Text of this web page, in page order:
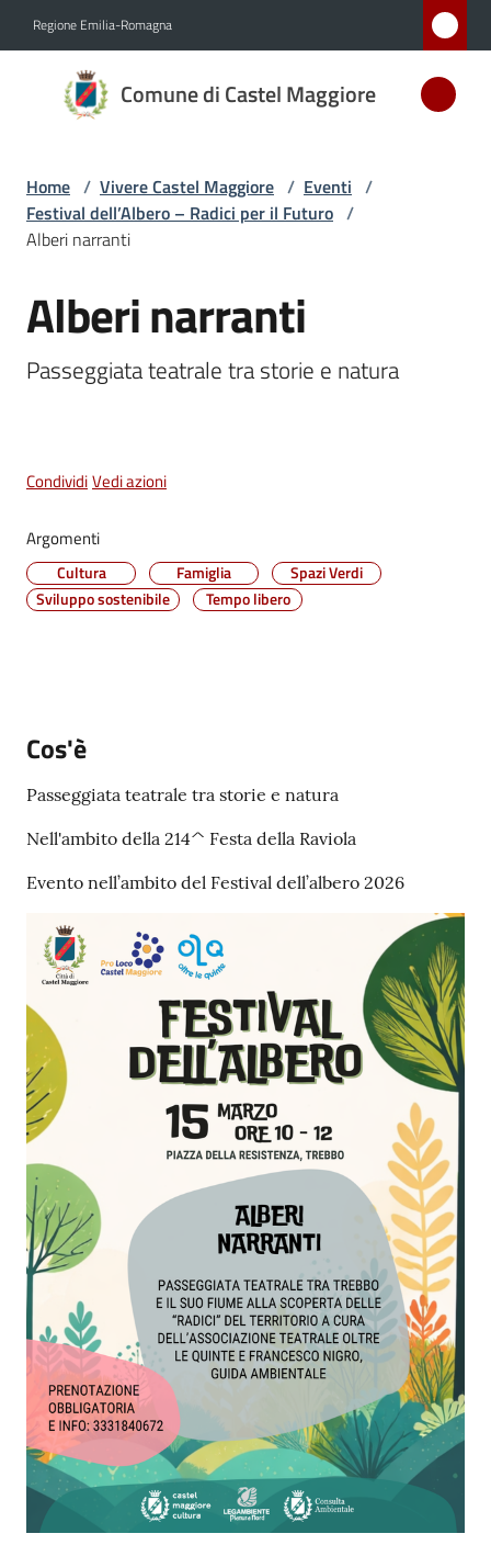
Regione Emilia-Romagna
Comune di Castel Maggiore
Comune
di Castel
D'ARGENTO
AL MERITO
CIVILE
Amministrazione
Castel
Maggiore
Menu selezionato
Trasparente
Albo
Tutti
argomenti...
Seguici
su
Home / Vivere Castel Maggiore / Eventi /
Festival dell’Albero – Radici per il Futuro /
Alberi narranti
Salta al contenuto
Alberi narranti
Passeggiata teatrale tra storie e natura
CondividiVedi azioni
Argomenti
Cultura Famiglia
Spazi Verdi
Sviluppo sostenibile
Tempo libero
Cos'è
Passeggiata teatrale tra storie e natura
Nell'ambito della 214^ Festa della Raviola
Evento nell’ambito del Festival dell’albero 2026